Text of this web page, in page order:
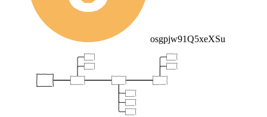
osgpjw91Q5xeXSu